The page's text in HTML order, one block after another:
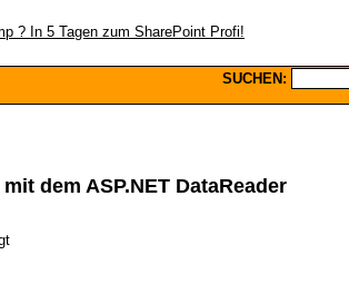
SUCHEN:
dem ASP.NET DataReader